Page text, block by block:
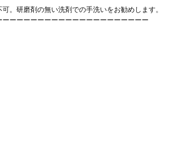
。研磨剤の無い洗剤での手洗いをお勧めします。
ーーーーーーーーーーーーーーーーーーーー